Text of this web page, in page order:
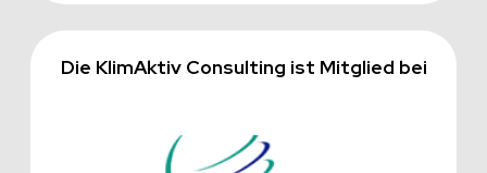
Die KlimAktiv Consulting ist Mitglied bei